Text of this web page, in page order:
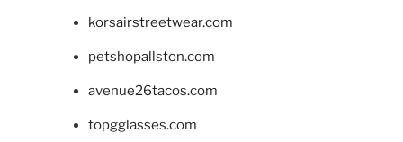
korsairstreetwear.com
petshopallston.com
avenue26tacos.com
topgglasses.com